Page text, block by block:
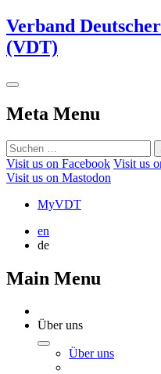
Verband
(VDT)
Meta Menu
Visit us on Facebook Visit us
Visit us on Mastodon
MyVDT
en
de
Main Menu
Über uns
Über uns